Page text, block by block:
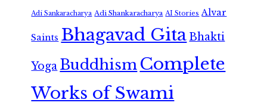
Adi Sankaracharya Adi Shankaracharya AI Stories Alvar
Saints Bhagavad GitaBhakti
Yoga Buddhism Complete
Works of Swami